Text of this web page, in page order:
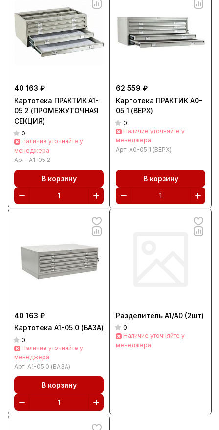
40 163 ₽
Картотека ПРАКТИК A1-
05 2 (ПРОМЕЖУТОЧНАЯ
СЕКЦИЯ)
0
Наличие уточняйте у
менеджера
Арт. A1-05 2
В корзину
62 559 ₽
Картотека ПРАКТИК А0-
05 1 (ВЕРХ)
0
Наличие уточняйте у
менеджера
Арт. А0-05 1 (ВЕРХ)
В корзину
40 163 ₽
Картотека A1-05 0 (БАЗА)
0
Наличие уточняйте у
менеджера
Арт. A1-05 0 (БАЗА)
В корзину
Разделитель A1/A0 (2шт)
0
Наличие уточняйте у
менеджера